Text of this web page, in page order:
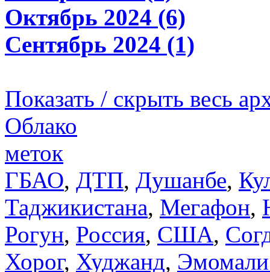
Октябрь 2024 (6)
Сентябрь 2024 (1)
Показать / скрыть весь
Облако
меток
ГБАО, ДТП, Душанбе,
Таджикистана, Мегафон,
Рогун, Россия, США,
Хорог, Худжанд,